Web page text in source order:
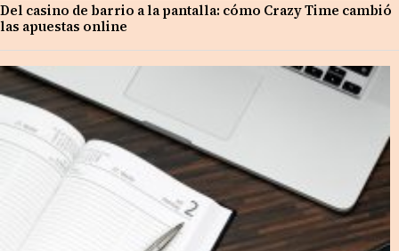
Del casino de barrio a la pantalla: cómo Crazy Time cambió
las apuestas online